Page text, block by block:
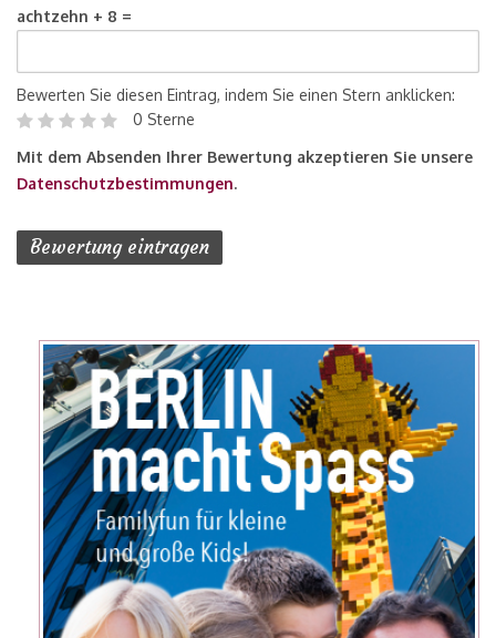
achtzehn + 8 =
Bewerten Sie diesen Eintrag, indem Sie einen Stern anklicken:
0 Sterne
Mit dem Absenden Ihrer Bewertung akzeptieren Sie unsere
Datenschutzbestimmungen.